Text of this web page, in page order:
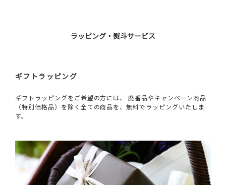
ラッピング・熨斗サービス
ギフトラッピング
ギフトラッピングをご希望の方には、 廃番品やキャンペーン商品
（特別価格品）を除く全ての商品を、無料でラッピングいたしま
す。